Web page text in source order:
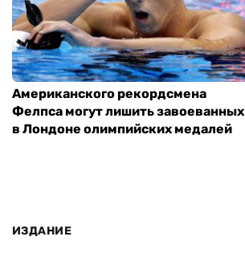
Американского рекордсмена
Фелпса могут лишить завоеванных
в Лондоне олимпийских медалей
ИЗДАНИЕ